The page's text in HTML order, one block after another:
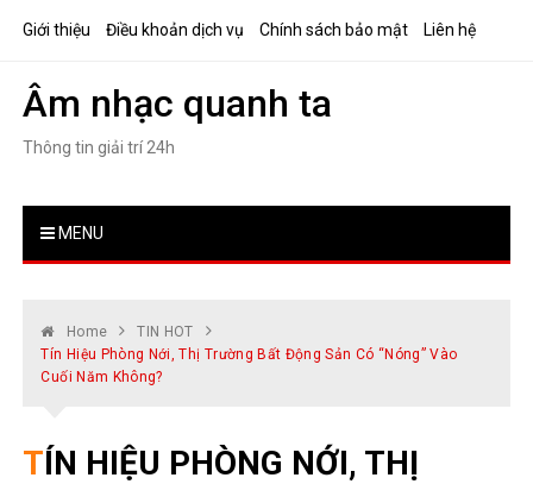
Giới thiệu Điều khoản dịch vụ Chính sách bảo mật Liên hệ
Âm nhạc quanh ta
Thông tin giải trí 24h
MENU
Home
TIN HOT
Tín Hiệu Phòng Nới, Thị Trường Bất Động Sản Có “nóng” Vào
Cuối Năm Không?
TÍN HIỆU PHÒNG NỚI, THỊ